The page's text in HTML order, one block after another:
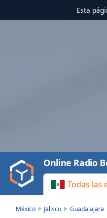
Esta
Video
Play
Backward
Skip
Todas las
Online Radio
México Jalisco Guadalajara